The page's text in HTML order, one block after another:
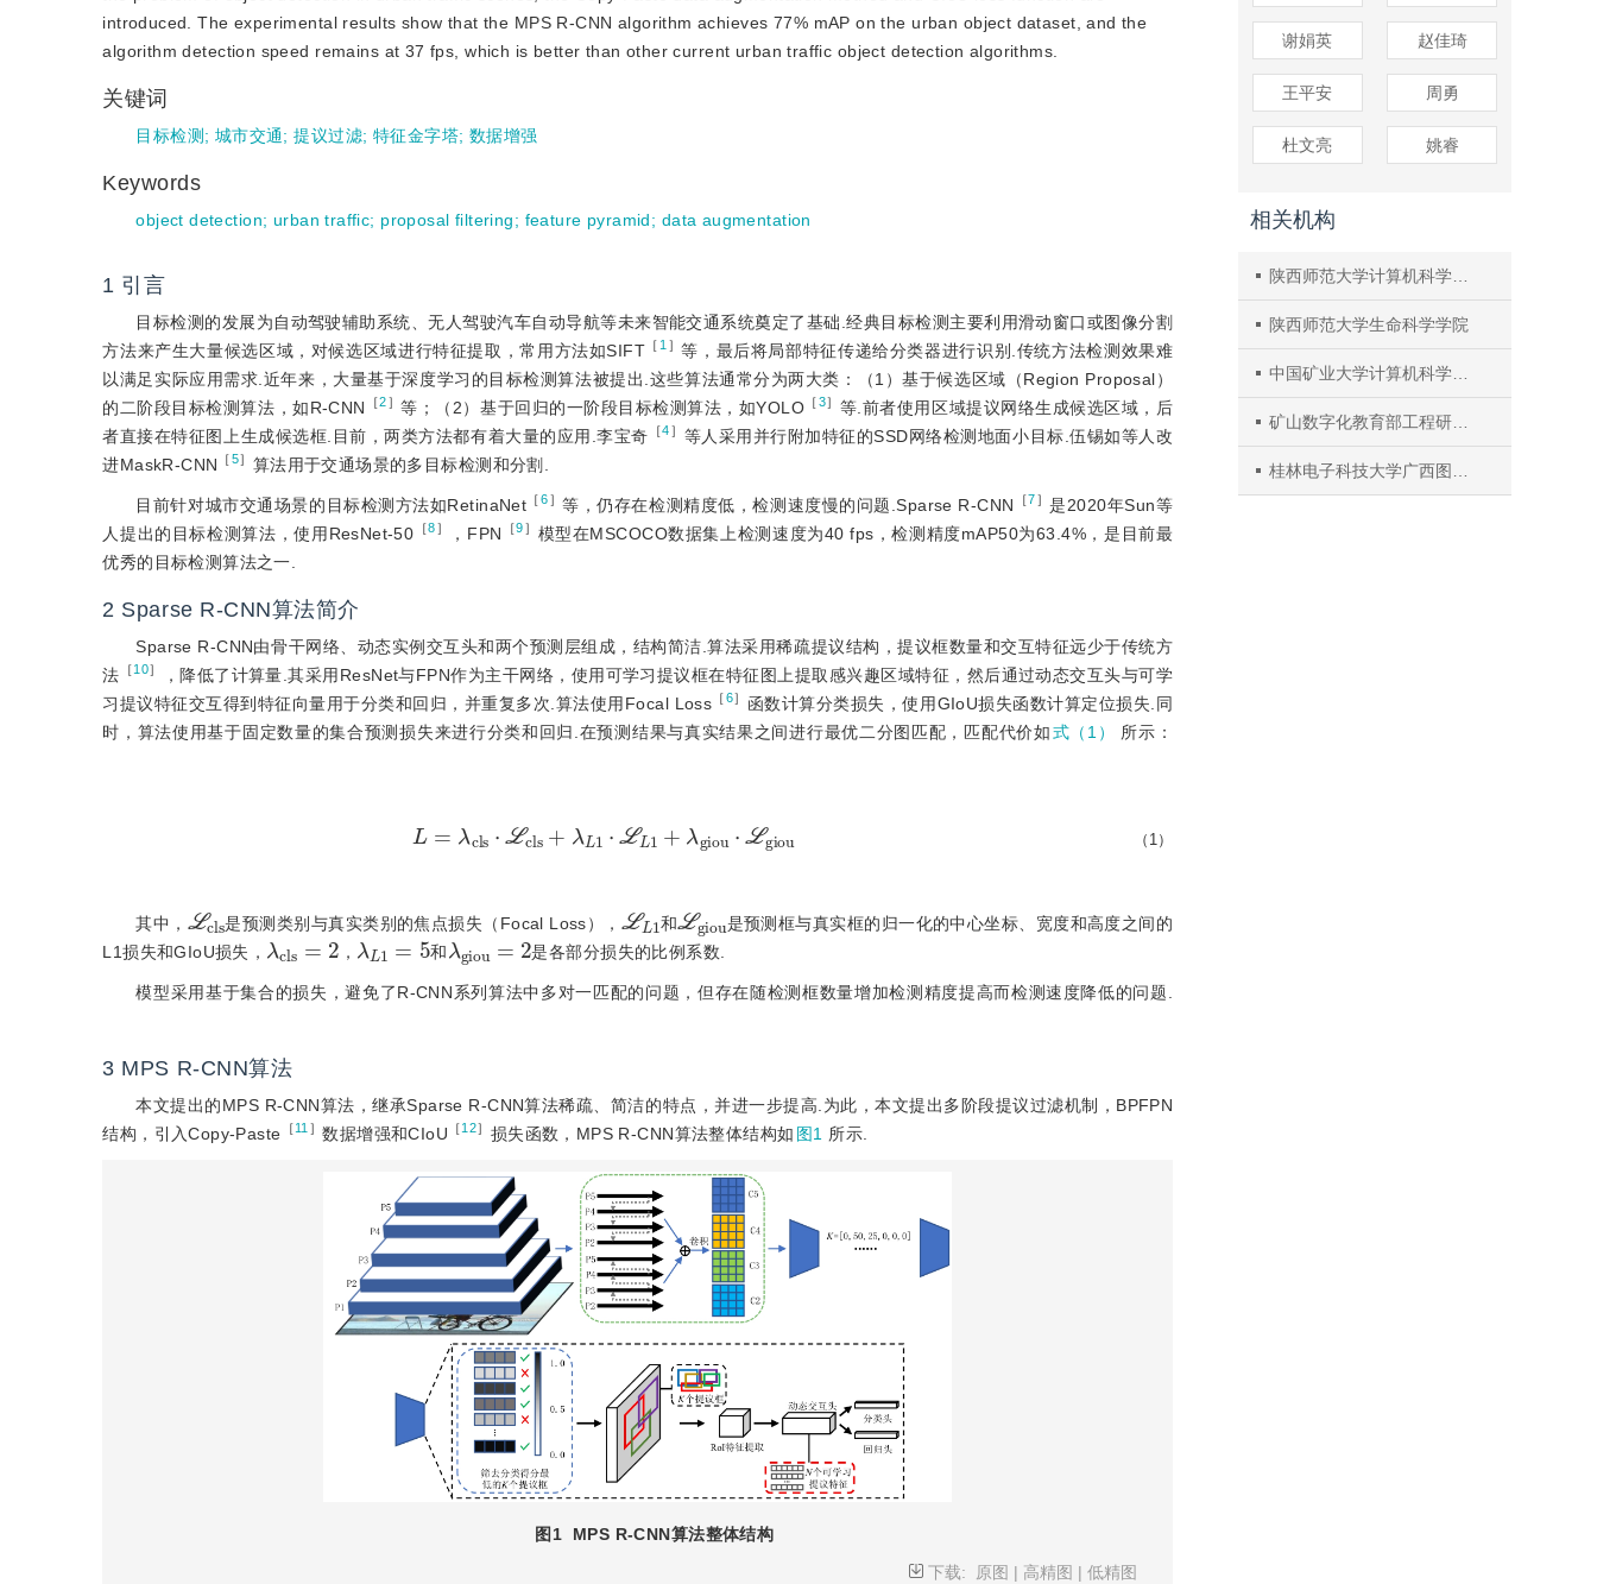
introduced. The experimental results show that the MPS R-CNN algorithm achieves 77% mAP on the urban object dataset, and the
algorithm detection speed remains at 37 fps, which is better than other current urban traffic object detection algorithms.
关键词
目标检测 ; 城市交通;提议过滤; 特征金字塔; 数据增强
Keywords
object detection; urban traffic; proposal filtering; feature pyramid; data augmentation
1 引言
目标检测的发展为自动驾驶辅助系统、无人驾驶汽车自动导航等未来智能交通系统奠定了基础.经典目标检测主要利用滑动窗口或图像分割
方法来产生大量候选区域，对候选区域进行特征提取，常用方法如SIFT ［ 1 ］等，最后将局部特征传递给分类器进行识别.传统方法检测效果难
以满足实际应用需求.近年来，大量基于深度学习的目标检测算法被提出.这些算法通常分为两大类：（1）基于候选区域（Region Proposal）
的二阶段目标检测算法，如R-CNN
［2］等；（2）基于回归的一阶段目标检测算法，如YOLO ［3］ 等.前者使用区域提议网络生成候选区域，后
者直接在特征图上生成候选框.目前，两类方法都有着大量的应用.李宝奇 ［4］ 等人采用并行附加特征的SSD网络检测地面小目标.伍锡如等人改
进MaskR-CNN
［5］ 算法用于交通场景的多目标检测和分割.
目前针对城市交通场景的目标检测方法如RetinaNet ［6］等，仍存在检测精度低，检测速度慢的问题.Sparse R-CNN ［7］ 是2020年Sun等
人提出的目标检测算法，使用ResNet-50 ［8］ ，FPN ［9］ 模型在MSCOCO数据集上检测速度为40 fps，检测精度mAP50为63.4%，是目前最
优秀的目标检测算法之一.
2 Sparse R-CNN算法简介
Sparse R-CNN由骨干网络、动态实例交互头和两个预测层组成，结构简洁.算法采用稀疏提议结构，提议框数量和交互特征远少于传统方
法 ［10］
，降低了计算量.其采用ResNet与FPN作为主干网络，使用可学习提议框在特征图上提取感兴趣区域特征，然后通过动态交互头与可学
习提议特征交互得到特征向量用于分类和回归，并重复多次.算法使用Focal Loss ［6］ 函数计算分类损失，使用GIoU损失函数计算定位损失.同
时，算法使用基于固定数量的集合预测损失来进行分类和回归.在预测结果与真实结果之间进行最优二分图匹配，匹配代价如式（1） 所示：
λc ℒcl +λ L L1 g o iou （1）
其中，
ℒc
是预测类别与真实类别的焦点损失（Focal Loss），
ℒL 1
和
ℒg
是预测框与真实框的归一化的中心坐标、宽度和高度之间的
L1损失和GIoU损失，
λcls=2
，
λL1=5
和
λgio u 2
是各部分损失的比例系数.
模型采用基于集合的损失，避免了R-CNN系列算法中多对一匹配的问题，但存在随检测框数量增加检测精度提高而检测速度降低的问题.
3 MPS R-CNN算法
本文提出的MPS R-CNN算法，继承Sparse R-CNN算法稀疏、简洁的特点，并进一步提高.为此，本文提出多阶段提议过滤机制，BPFPN
结构，引入Copy-Paste ［11 ］数据增强和CIoU ［12］ 损失函数，MPS R-CNN算法整体结构如 图1 所示.
图1
MPS R-CNN算法整体结构
下载:
原图 | 高精图 |低精图
谢娟英 赵佳琦
王平安 周勇
杜文亮 姚睿
相关机构
陕西师范大学计算机科学学院
陕西师范大学生命科学学院
中国矿业大学计算机科学与技术学院
矿山数字化教育部工程研究中心
桂林电子科技大学广西图像图形与智能处理重点实验室